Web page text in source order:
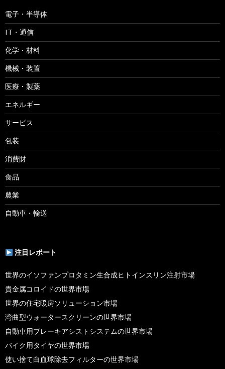
電子・半導体
IT・通信
化学・材料
機械・装置
医療・製薬
エネルギー
サービス
包装
消費財
食品
農業
自動車・輸送
注目レポート
世界のイソファンプロタミン生合成ヒトインスリン注射市場
貴金属コロイドの世界市場
世界の住宅暖房ソリューション市場
湾曲型ウォータースクリーンの世界市場
自動車用ブレーキアシストシステムの世界市場
バイク用タイヤの世界市場
使い捨て白血球除去フィルターの世界市場